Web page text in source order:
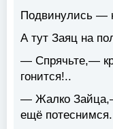
Подвинулись —
А тут Заяц на
— Спрячьте,—
гонится!..
— Жалко
ещё потеснимся.